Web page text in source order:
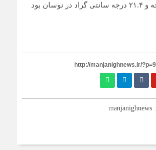
http://manjanighnews.ir/
manjanighnews